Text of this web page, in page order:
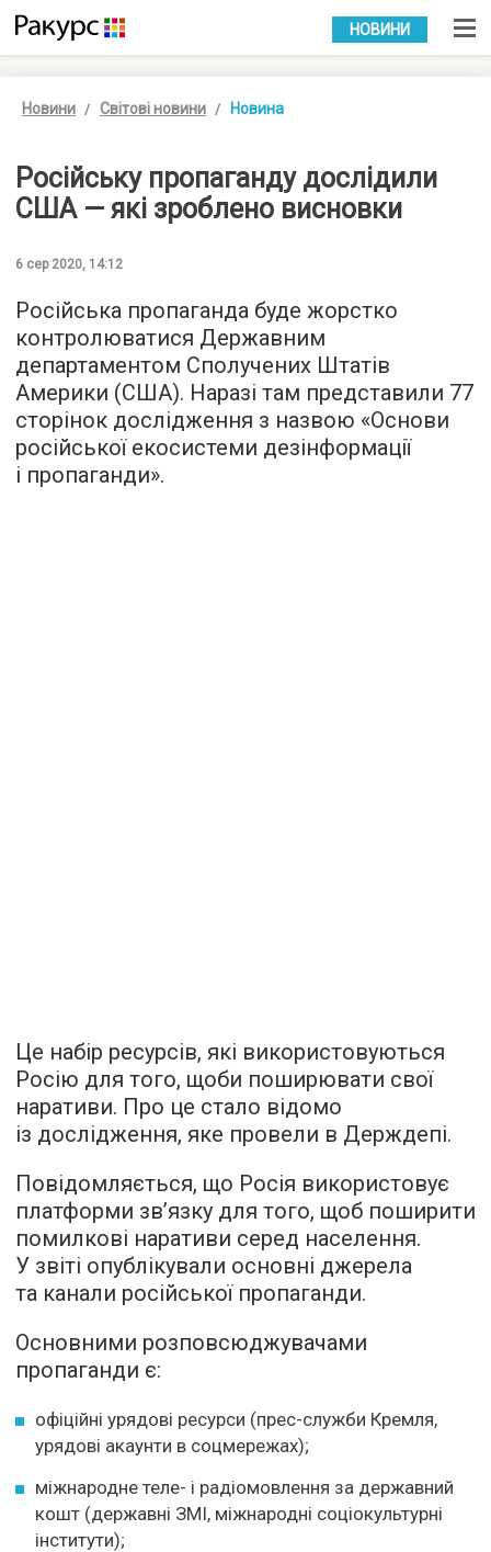
УКР РУС
НОВИНИ
Новини Світові новини Новина
Російську пропаганду дослідили
США — які зроблено висновки
6 сер 2020, 14:12
Російська пропаганда буде жорстко
контролюватися Державним
департаментом Сполучених Штатів
Америки (США). Наразі там представили 77
сторінок дослідження з назвою «Основи
російської екосистеми дезінформації
і пропаганди».
Це набір ресурсів, які використовуються
Росію для того, щоби поширювати свої
наративи. Про це стало відомо
із дослідження, яке провели в Держдепі.
Повідомляється, що Росія використовує
платформи зв’язку для того, щоб поширити
помилкові наративи серед населення.
У звіті опублікували основні джерела
та канали російської пропаганди.
Основними розповсюджувачами
пропаганди є:
офіційні урядові ресурси (прес-служби Кремля,
урядові акаунти в соцмережах);
міжнародне теле- і радіомовлення за державний
кошт (державні ЗМІ, міжнародні соціокультурні
інститути);